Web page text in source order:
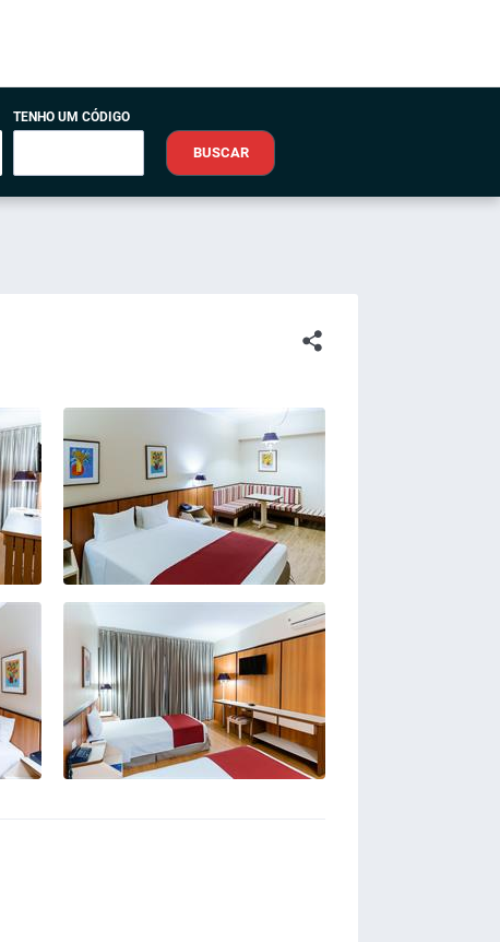
TENHO UM CÓDIGO
BUSCAR